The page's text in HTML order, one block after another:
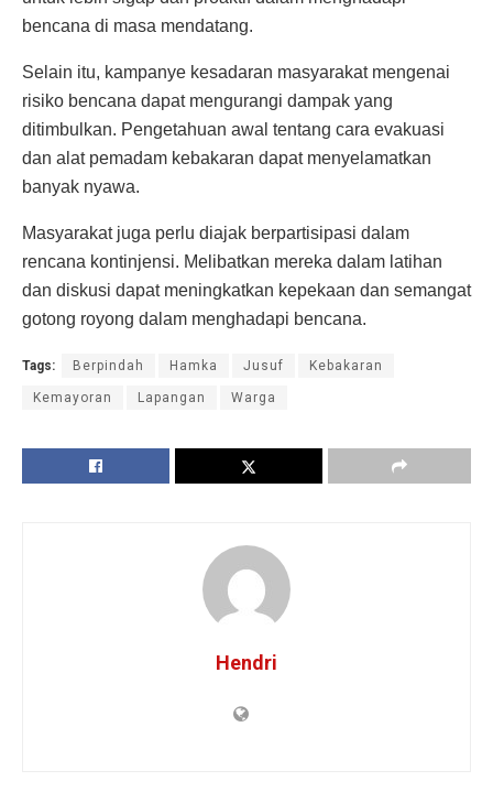
bencana di masa mendatang.
Selain itu, kampanye kesadaran masyarakat mengenai
risiko bencana dapat mengurangi dampak yang
ditimbulkan. Pengetahuan awal tentang cara evakuasi
dan alat pemadam kebakaran dapat menyelamatkan
banyak nyawa.
Masyarakat juga perlu diajak berpartisipasi dalam
rencana kontinjensi. Melibatkan mereka dalam latihan
dan diskusi dapat meningkatkan kepekaan dan semangat
gotong royong dalam menghadapi bencana.
Tags: Berpindah Hamka Jusuf Kebakaran
Kemayoran Lapangan Warga
Hendri